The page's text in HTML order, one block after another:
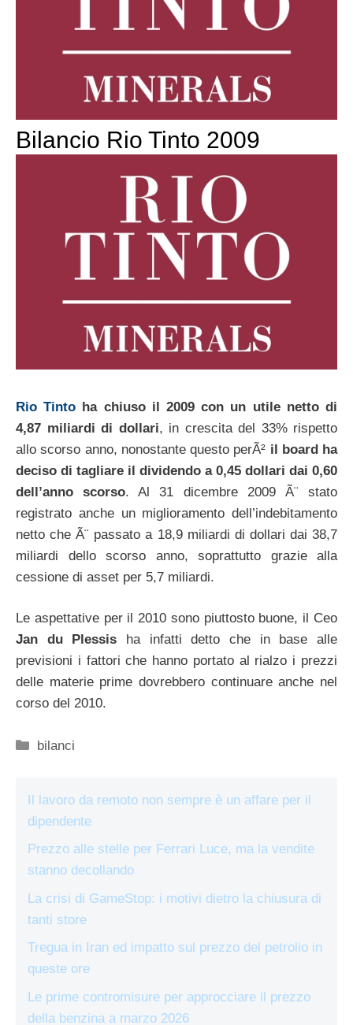
Bilancio Rio Tinto 2009
Rio Tinto ha chiuso il 2009 con un utile netto di
4,87 miliardi di dollari, in crescita del 33% rispetto
allo scorso anno, nonostante questo perÃ² il board ha
deciso di tagliare il dividendo a 0,45 dollari dai 0,60
dell’anno scorso. Al 31 dicembre 2009 Ã¨ stato
registrato anche un miglioramento dell’indebitamento
netto che Ã¨ passato a 18,9 miliardi di dollari dai 38,7
miliardi dello scorso anno, soprattutto grazie alla
cessione di asset per 5,7 miliardi.
Le aspettative per il 2010 sono piuttosto buone, il Ceo
Jan du Plessis ha infatti detto che in base alle
previsioni i fattori che hanno portato al rialzo i prezzi
delle materie prime dovrebbero continuare anche nel
corso del 2010.
Categorie
bilanci
Il lavoro da remoto non sempre è un affare per il
dipendente
Prezzo alle stelle per Ferrari Luce, ma la vendite
stanno decollando
La crisi di GameStop: i motivi dietro la chiusura di
tanti store
Tregua in Iran ed impatto sul prezzo del petrolio in
queste ore
Le prime contromisure per approcciare il prezzo
della benzina a marzo 2026